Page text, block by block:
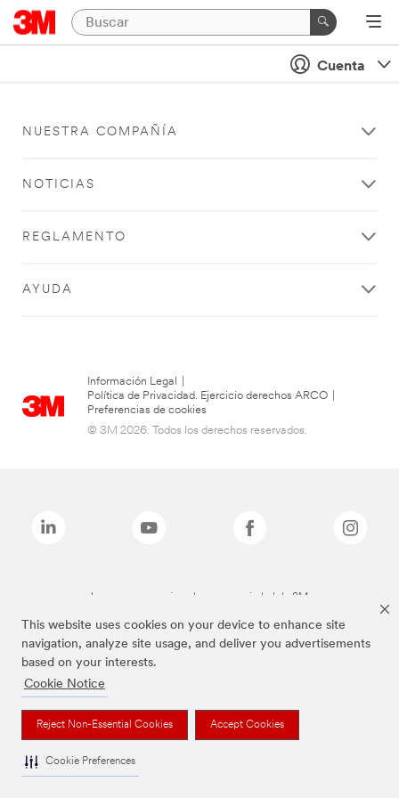
This website uses cookies on your device to enhance site
navigation, analyze site usage, and deliver you advertisements
based on your interests.
Cookie Notice
Reject Non-Essential Cookies Accept Cookies
Cookie Preferences
Cuenta
NUESTRA COMPAÑÍA
NOTICIAS
REGLAMENTO
AYUDA
Información Legal
Política de Privacidad. Ejercicio derechos ARCO
Preferencias de cookies
© 3M 2026. Todos los derechos reservados.
Las marcas mencionadas son propiedad de 3M